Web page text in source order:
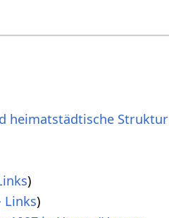
heimatstädtische Struktur
)
)